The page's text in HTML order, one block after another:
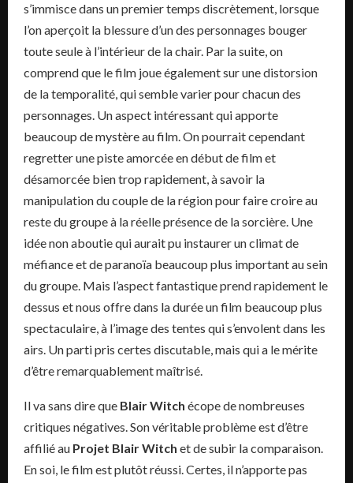
s’immisce dans un premier temps discrètement, lorsque
l’on aperçoit la blessure d’un des personnages bouger
toute seule à l’intérieur de la chair. Par la suite, on
comprend que le film joue également sur une distorsion
de la temporalité, qui semble varier pour chacun des
personnages. Un aspect intéressant qui apporte
beaucoup de mystère au film. On pourrait cependant
regretter une piste amorcée en début de film et
désamorcée bien trop rapidement, à savoir la
manipulation du couple de la région pour faire croire au
reste du groupe à la réelle présence de la sorcière. Une
idée non aboutie qui aurait pu instaurer un climat de
méfiance et de paranoïa beaucoup plus important au sein
du groupe. Mais l’aspect fantastique prend rapidement le
dessus et nous offre dans la durée un film beaucoup plus
spectaculaire, à l’image des tentes qui s’envolent dans les
airs. Un parti pris certes discutable, mais qui a le mérite
d’être remarquablement maîtrisé.
Il va sans dire que Blair Witch écope de nombreuses
critiques négatives. Son véritable problème est d’être
affilié au Projet Blair Witch et de subir la comparaison.
En soi, le film est plutôt réussi. Certes, il n’apporte pas